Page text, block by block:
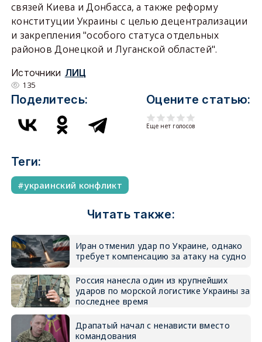
связей Киева и Донбасса, а также реформу
конституции Украины с целью децентрализации
и закрепления "особого статуса отдельных
районов Донецкой и Луганской областей".
Источники ЛИЦ
135
Поделитесь: Оцените статью:
Еще нет голосов
Теги:
украинский конфликт
Читать также:
Иран отменил удар по Украине, однако
требует компенсацию за атаку на судно
Россия нанесла один из крупнейших
ударов по морской логистике Украины за
последнее время
Драпатый начал с ненависти вместо
командования